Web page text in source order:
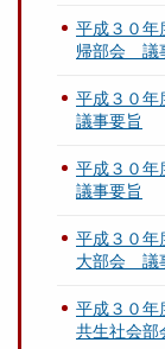
平成３０
帰部会 議
平成３０
議事要旨
平成３０
議事要旨
平成３０
大部会 議
平成３０
共生社会